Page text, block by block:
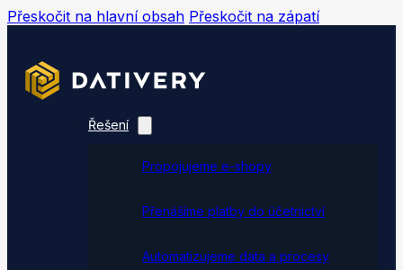
Přeskočit na hlavní obsah Přeskočit na zápatí
Řešení
Propojujeme e-shopy
Přenášíme platby do účetnictví
Automatizujeme data a procesy